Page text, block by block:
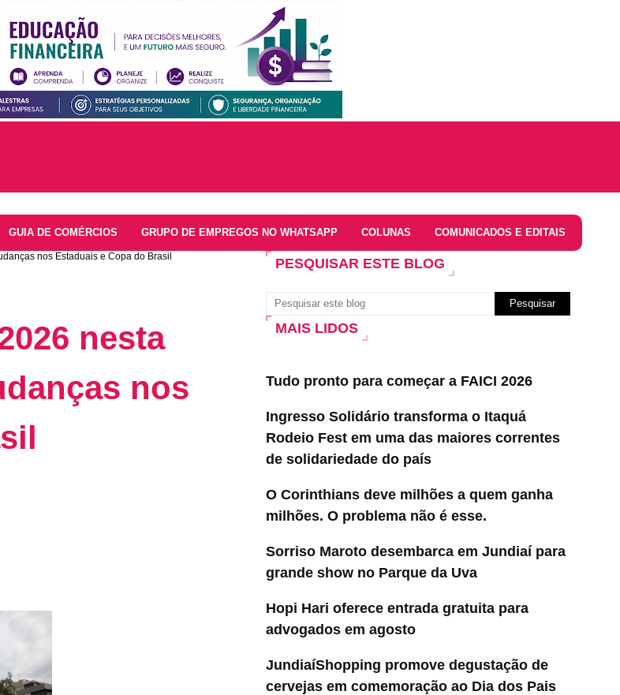
GUIA DE COMÉRCIOS GRUPO DE EMPREGOS NO WHATSAPP COLUNAS COMUNICADOS E EDITAIS
nos Estaduais e Copa do Brasil
nesta
nos
PESQUISAR ESTE BLOG
MAIS LIDOS
Tudo pronto para começar a FAICI 2026
Ingresso Solidário transforma o Itaquá
Rodeio Fest em uma das maiores correntes
de solidariedade do país
O Corinthians deve milhões a quem ganha
milhões. O problema não é esse.
Sorriso Maroto desembarca em Jundiaí para
grande show no Parque da Uva
Hopi Hari oferece entrada gratuita para
advogados em agosto
JundiaíShopping promove degustação de
cervejas em comemoração ao Dia dos Pais